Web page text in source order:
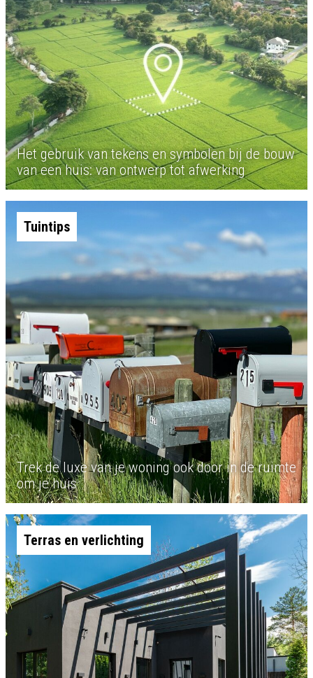
Het gebruik van tekens en symbolen bij de bouw
van een huis: van ontwerp tot afwerking
Tuintips
Trek de luxe van je woning ook door in de ruimte
om je huis
Terras en verlichting